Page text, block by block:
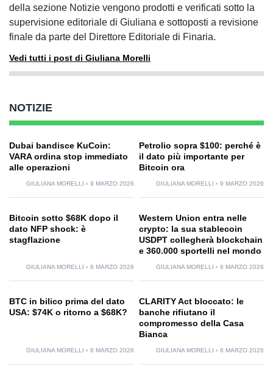
della sezione Notizie vengono prodotti e verificati sotto la
supervisione editoriale di Giuliana e sottoposti a revisione
finale da parte del Direttore Editoriale di Finaria.
Vedi tutti i post di Giuliana Morelli
NOTIZIE
Dubai bandisce KuCoin:
VARA ordina stop immediato
alle operazioni
GIULIANA MORELLI 9 MARZO 2026
Petrolio sopra $100: perché è
il dato più importante per
Bitcoin ora
GIULIANA MORELLI 9 MARZO 2026
Bitcoin sotto $68K dopo il
dato NFP shock: è
stagflazione
GIULIANA MORELLI 6 MARZO 2026
Western Union entra nelle
crypto: la sua stablecoin
USDPT collegherà blockchain
e 360.000 sportelli nel mondo
GIULIANA MORELLI 6 MARZO 2026
BTC in bilico prima del dato
USA: $74K o ritorno a $68K?
GIULIANA MORELLI 6 MARZO 2026
CLARITY Act bloccato: le
banche rifiutano il
compromesso della Casa
Bianca
GIULIANA MORELLI 6 MARZO 2026